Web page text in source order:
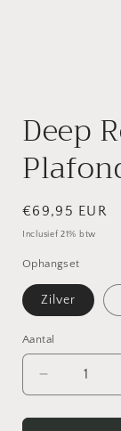
Deep
Normale
prijs
€69,95 EUR
Inclusief 21% btw
Ophangset
Zilver
Aantal
Aantal
Aantal
verlagen
voor